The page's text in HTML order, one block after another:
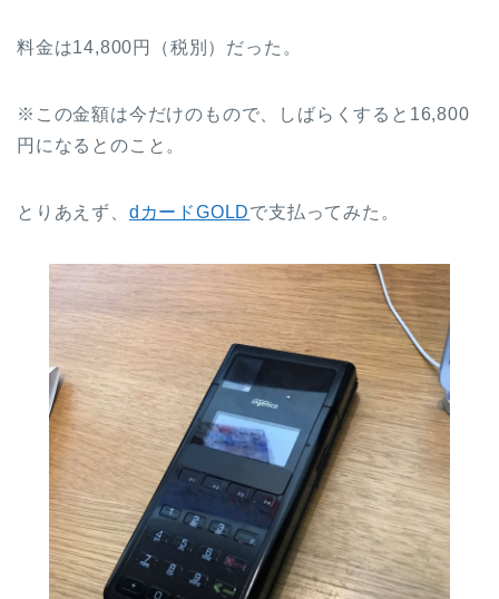
料金は14,800円（税別）だった。
※この金額は今だけのもので、しばらくすると16,800
円になるとのこと。
とりあえず、 dカードGOLDで支払ってみた。